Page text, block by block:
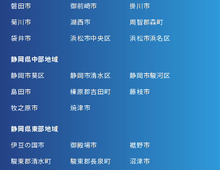
磐田市
御前崎市
掛川市
菊川市
湖西市
周智郡森町
袋井市
浜松市中央区 浜松市浜名区
静岡県中部地域
静岡市葵区
静岡市清水区
静岡市駿河区
島田市
榛原郡吉田町
藤枝市
牧之原市
焼津市
静岡県東部地域
伊豆の国市
御殿場市
裾野市
駿東郡清水町
駿東郡長泉町
沼津市